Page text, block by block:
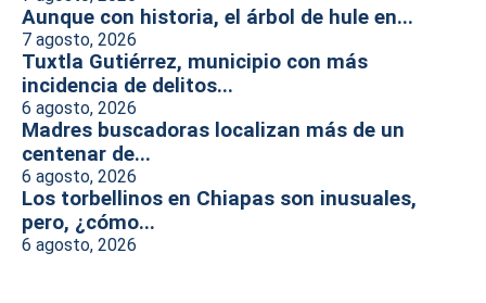
Aunque con historia, el árbol de hule en...
7 agosto, 2026
Tuxtla Gutiérrez, municipio con más
incidencia de delitos...
6 agosto, 2026
Madres buscadoras localizan más de un
centenar de...
6 agosto, 2026
Los torbellinos en Chiapas son inusuales,
pero, ¿cómo...
6 agosto, 2026